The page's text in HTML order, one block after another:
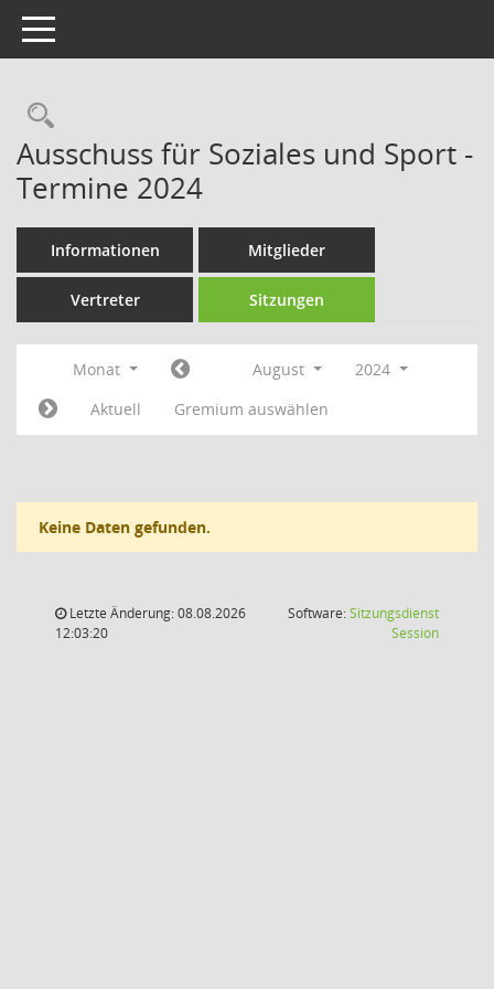
Toggle navigation
Rechercheauswahl
Ausschuss für Soziales und Sport -
Termine 2024
Informationen Mitglieder
Vertreter Sitzungen
Monat August
2024
Aktuell
Gremium auswählen
Keine Daten gefunden.
Letzte Änderung: 08.08.2026
12:03:20
Software:Sitzungsdienst
Session(Wird in